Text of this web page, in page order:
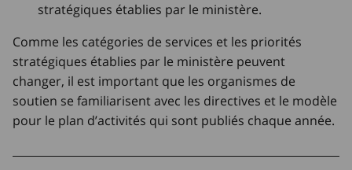
stratégiques établies par le ministère.
Comme les catégories de services et les priorités
stratégiques établies par le ministère peuvent
changer, il est important que les organismes de
soutien se familiarisent avec les directives et le modèle
pour le plan d’activités qui sont publiés chaque année.